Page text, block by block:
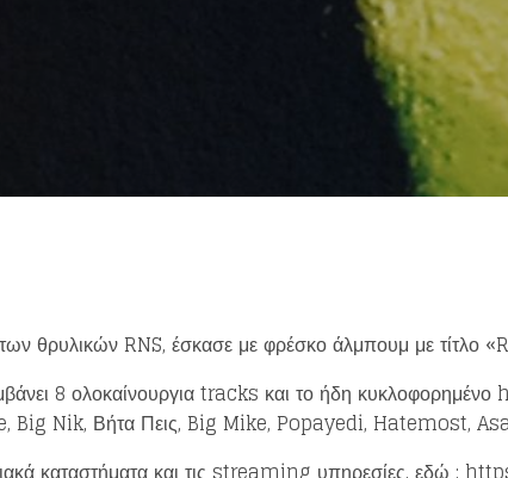
RNS, έσκασε με φρέσκο άλμπουμ με τίτλο
8 ολοκαίνουργια tracks και το ήδη
Big Nik, Βήτα Πεις, Big Mike, Popayedi, Hatemost,